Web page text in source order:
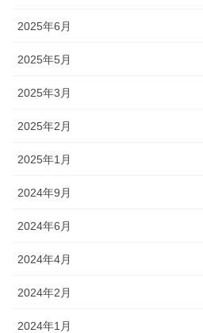
2025年6月
2025年5月
2025年3月
2025年2月
2025年1月
2024年9月
2024年6月
2024年4月
2024年2月
2024年1月